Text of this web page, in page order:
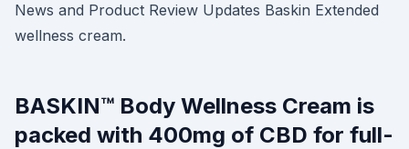
News and Product Review Updates Baskin Extended
wellness cream.
BASKIN™ Body Wellness Cream is
packed with 400mg of CBD for full-